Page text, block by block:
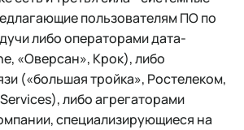
пользователям ПО по
либо операторами дата-
«Оверсан», Крок), либо
(«большая тройка», Ростелеком,
либо агрегаторами
специализирующиеся на